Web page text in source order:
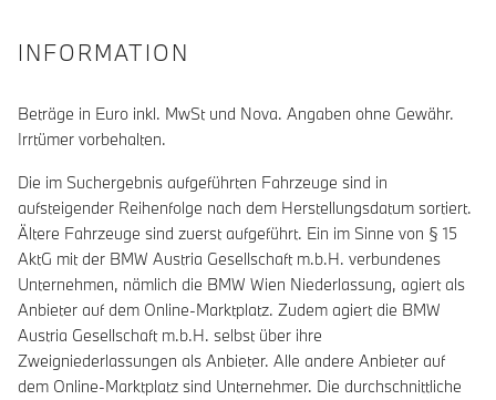
INFORMATION
Beträge in Euro inkl. MwSt und Nova. Angaben ohne Gewähr.
Irrtümer vorbehalten.
Die im Suchergebnis aufgeführten Fahrzeuge sind in
aufsteigender Reihenfolge nach dem Herstellungsdatum sortiert.
Ältere Fahrzeuge sind zuerst aufgeführt. Ein im Sinne von § 15
AktG mit der BMW Austria Gesellschaft m.b.H. verbundenes
Unternehmen, nämlich die BMW Wien Niederlassung, agiert als
Anbieter auf dem Online-Marktplatz. Zudem agiert die BMW
Austria Gesellschaft m.b.H. selbst über ihre
Zweigniederlassungen als Anbieter. Alle andere Anbieter auf
dem Online-Marktplatz sind Unternehmer. Die durchschnittliche